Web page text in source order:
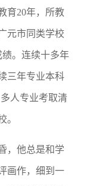
育20年，所教
元市同类学校
。连续十多年
三年专业本科
人专业考取清
。
，他总是和学
画作，细到一